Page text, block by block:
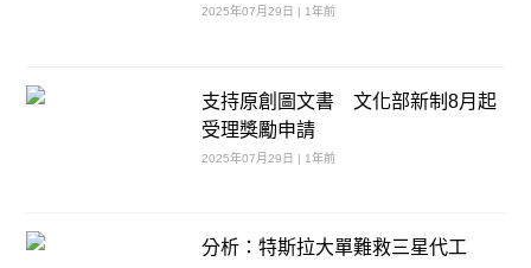
2025年07月29日 | 1年前
支持原創圖文書 文化部新制8月起
受理獎勵申請
2025年07月29日 | 1年前
分析：特斯拉大單難救三星代工